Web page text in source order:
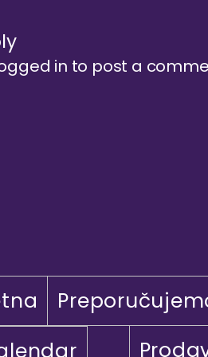
in to post a